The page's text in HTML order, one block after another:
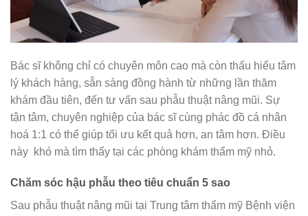
Bác sĩ không chỉ có chuyên môn cao mà còn thấu hiểu tâm
lý khách hàng, sẵn sàng đồng hành từ những lần thăm
khám đầu tiên, đến tư vấn sau phẫu thuật nâng mũi. Sự
tận tâm, chuyên nghiệp của bác sĩ cùng phác đồ cá nhân
hoá 1:1 có thể giúp tối ưu kết quả hơn, an tâm hơn. Điều
này khó mà tìm thấy tại các phòng khám thẩm mỹ nhỏ.
Chăm sóc hậu phẫu theo tiêu chuẩn 5 sao
Sau phẫu thuật nâng mũi tại Trung tâm thẩm mỹ Bệnh viện